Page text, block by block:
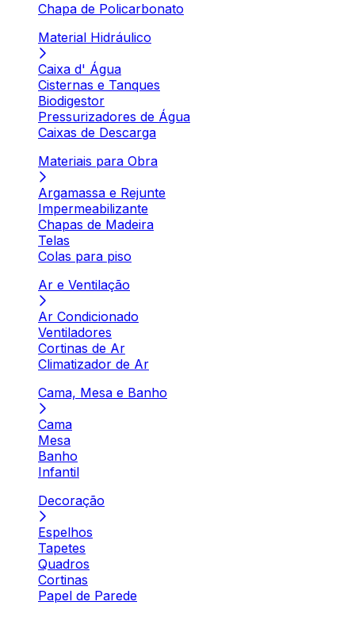
Chapa de Policarbonato
Material Hidráulico
Caixa d' Água
Cisternas e Tanques
Biodigestor
Pressurizadores de Água
Caixas de Descarga
Materiais para Obra
Argamassa e Rejunte
Impermeabilizante
Chapas de Madeira
Telas
Colas para piso
Ar e Ventilação
Ar Condicionado
Ventiladores
Cortinas de Ar
Climatizador de Ar
Cama, Mesa e Banho
Cama
Mesa
Banho
Infantil
Decoração
Espelhos
Tapetes
Quadros
Cortinas
Papel de Parede